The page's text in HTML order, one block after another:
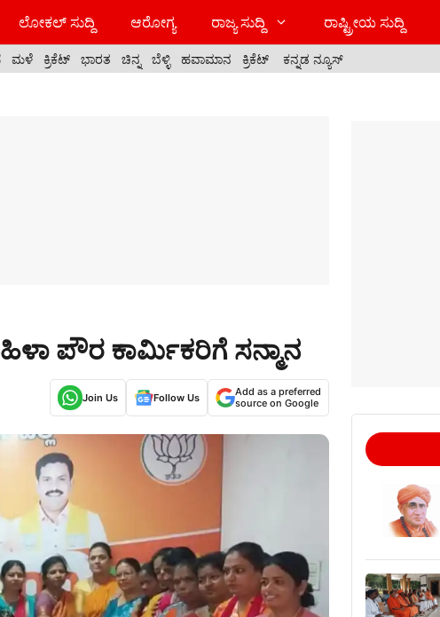
ಲೋಕಲ್ ಸುದ್ದಿ ಆರೋಗ್ಯ ರಾಜ್ಯ ಸುದ್ದಿ ರಾಷ್ಟ್ರೀಯ ಸುದ್ದಿ
ಮಳೆ ಕ್ರಿಕೆಟ್ ಭಾರತ ಚಿನ್ನ ಬೆಳ್ಳಿ ಹವಾಮಾನ ಕ್ರಿಕೆಟ್ ಕನ್ನಡ ನ್ಯೂಸ್
ಪೌರ ಕಾರ್ಮಿಕರಿಗೆ ಸನ್ಮಾನ
Join Us Follow Us
Add as a preferred
source on Google